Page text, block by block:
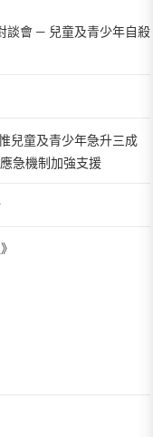
談會 — 兒童及青少年自殺
兒童及青少年急升三成
急機制加強支援